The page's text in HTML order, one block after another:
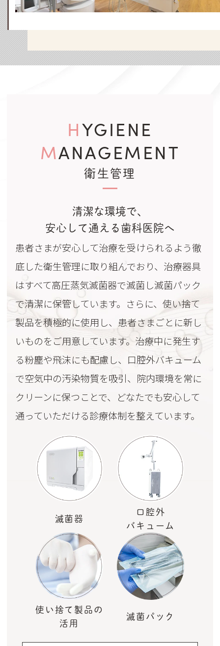
HYGIENE
MANAGEMENT
衛生管理
清潔な環境で、
安心して通える歯科医院へ
患者さまが安心して治療を受けられるよう徹
底した衛生管理に取り組んでおり、治療器具
はすべて高圧蒸気滅菌器で滅菌し滅菌パック
で清潔に保管しています。さらに、使い捨て
製品を積極的に使用し、患者さまごとに新し
いものをご用意しています。治療中に発生す
る粉塵や飛沫にも配慮し、口腔外バキューム
で空気中の汚染物質を吸引、院内環境を常に
クリーンに保つことで、どなたでも安心して
通っていただける診療体制を整えています。
滅菌器
口腔外
バキューム
使い捨て製品の
活用
滅菌パック